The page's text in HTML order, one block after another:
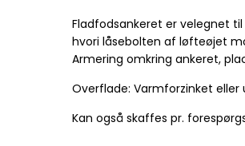
Fladfodsankeret er velegnet
hvori låsebolten af løfteøjet
Armering omkring ankeret,
Overflade: Varmforzinket eller
Kan også skaffes pr.